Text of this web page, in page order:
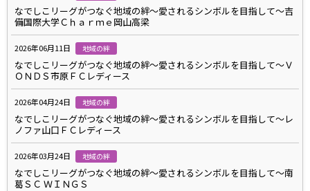
なでしこリーグがつなぐ地域の絆～愛されるシンボルを目指して～吉
備国際大学Ｃｈａｒｍｅ岡山高梁
2026年06月11日 地域の絆
なでしこリーグがつなぐ地域の絆～愛されるシンボルを目指して～Ｖ
ＯＮＤＳ市原ＦＣレディース
2026年04月24日 地域の絆
なでしこリーグがつなぐ地域の絆～愛されるシンボルを目指して～レ
ノファ山口ＦＣレディース
2026年03月24日 地域の絆
なでしこリーグがつなぐ地域の絆～愛されるシンボルを目指して～南
葛ＳＣ ＷＩＮＧＳ